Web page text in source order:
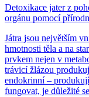
Detoxikace jater z
orgánu pomocí
Játra jsou největším
hmotnosti těla a na
prvkem nejen v
trávicí žlázou
endokrinní –
fungovat, je důležité